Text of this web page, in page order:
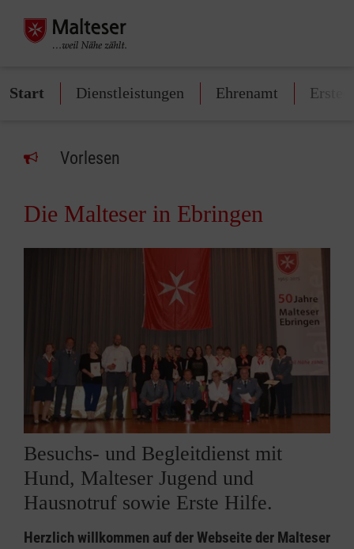
Start Dienstleistungen Ehrenamt
Vorlesen
Die Malteser in Ebringen
Besuchs- und Begleitdienst mit
Hund, Malteser Jugend und
Hausnotruf sowie Erste Hilfe.
Herzlich willkommen auf der Webseite der Malteser